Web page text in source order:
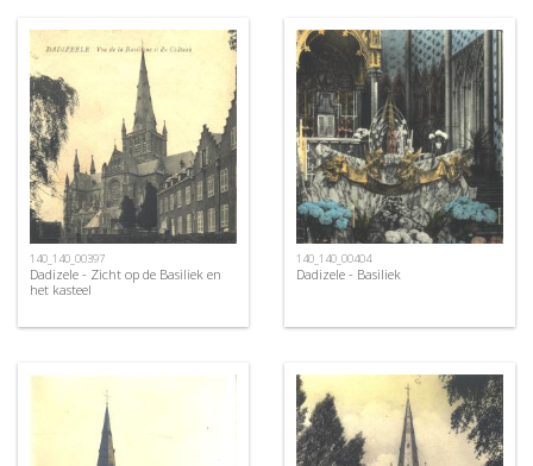
140_140_00397
Dadizele - Zicht op de Basiliek en
het kasteel
140_140_00404
Dadizele - Basiliek